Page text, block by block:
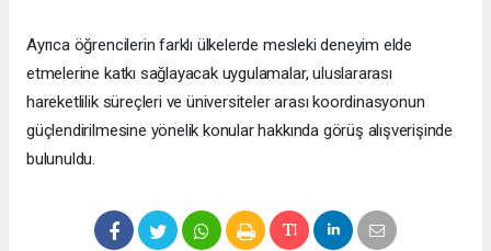
Ayrıca öğrencilerin farklı ülkelerde mesleki deneyim elde
etmelerine katkı sağlayacak uygulamalar, uluslararası
hareketlilik süreçleri ve üniversiteler arası koordinasyonun
güçlendirilmesine yönelik konular hakkında görüş alışverişinde
bulunuldu.